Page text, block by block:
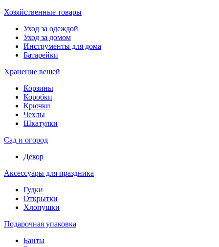
Хозяйственные товары
Уход за одеждой
Уход за домом
Инструменты для дома
Батарейки
Хранение вещей
Корзины
Коробки
Крючки
Чехлы
Шкатулки
Сад и огород
Декор
Аксессуары для праздника
Гудки
Открытки
Хлопушки
Подарочная упаковка
Банты